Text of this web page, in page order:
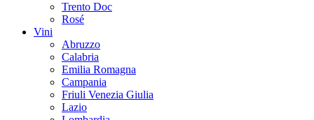
Trento Doc
Rosé
Vini
Abruzzo
Calabria
Emilia Romagna
Campania
Friuli Venezia Giulia
Lazio